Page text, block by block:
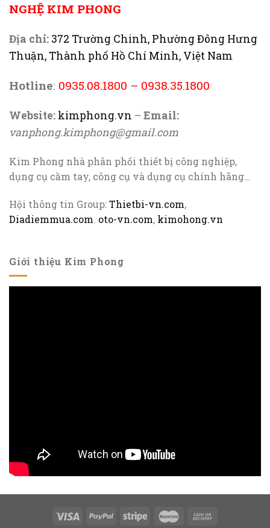
NGHỆ KIM PHONG
Địa chỉ: 372 Trường Chinh, Phường Đông Hưng
Thuận, Thành phố Hồ Chí Minh, Việt Nam
Hotline: 0935.08.1800 – 0938.35.1800
Website: kimphong.vn – Email:
vanphong.kimphong@gmail.com
Kim Phong nhà phân phối thiết bị công nghiệp,
dụng cụ cầm tay, công cụ và dụng cụ chính hãng…
Hội thông tin Group:Thietbi-vn.com,
Diadiemmua.com. oto-vn.com, kimohong.vn
Giới thiệu Kim Phong